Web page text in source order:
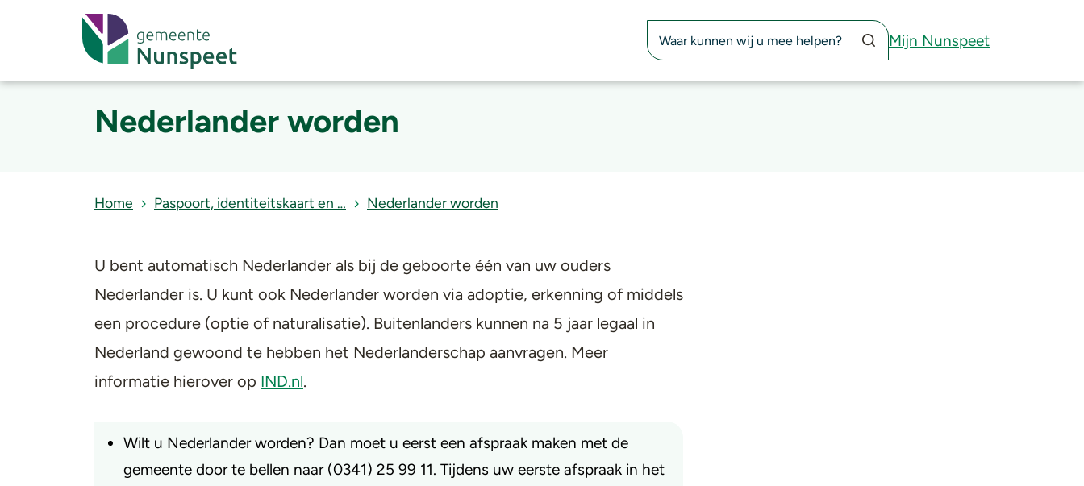
Zoekknop
Mijn Nunspeet
Nederlander worden
Home Paspoort, identiteitskaart en … Nederlander worden
U bent automatisch Nederlander als bij de geboorte één van uw ouders
Nederlander is. U kunt ook Nederlander worden via adoptie, erkenning of middels
een procedure (optie of naturalisatie). Buitenlanders kunnen na 5 jaar legaal in
Nederland gewoond te hebben het Nederlanderschap aanvragen. Meer
informatie hierover op IND.nl.
Wilt u Nederlander worden? Dan moet u eerst een afspraak maken met de
gemeente door te bellen naar (0341) 25 99 11. Tijdens uw eerste afspraak in het